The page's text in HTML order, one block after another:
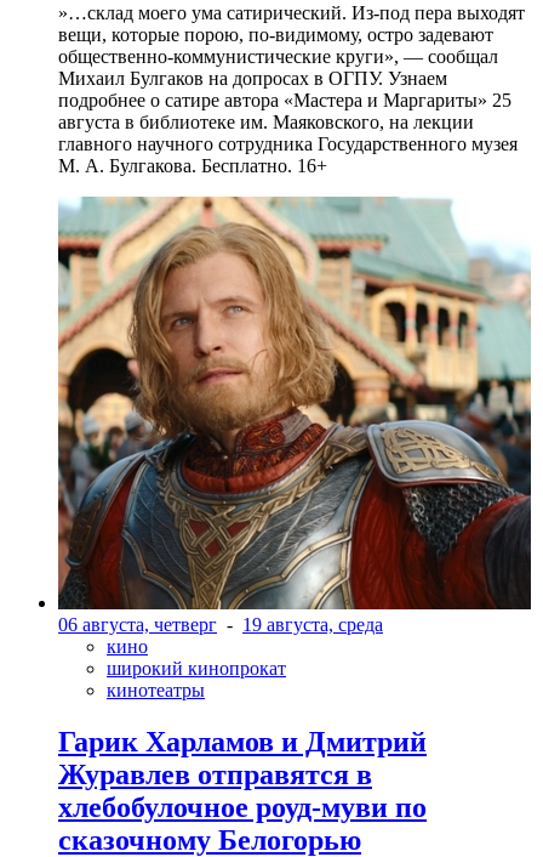
»…склад моего ума сатирический. Из-под пера выходят
вещи, которые порою, по-видимому, остро задевают
общественно-коммунистические круги», — сообщал
Михаил Булгаков на допросах в ОГПУ. Узнаем
подробнее о сатире автора «Мастера и Маргариты» 25
августа в библиотеке им. Маяковского, на лекции
главного научного сотрудника Государственного музея
М. А. Булгакова. Бесплатно. 16+
06 августа, четверг - 19 августа, среда
кино
широкий кинопрокат
кинотеатры
Гарик Харламов и Дмитрий
Журавлев отправятся в
хлебобулочное роуд-муви по
сказочному Белогорью